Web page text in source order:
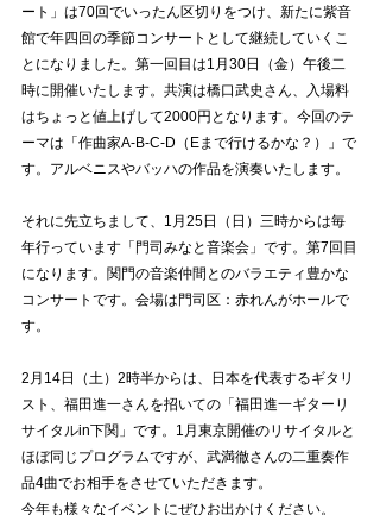
ート」は70回でいったん区切りをつけ、新たに紫音
館で年四回の季節コンサートとして継続していくこ
とになりました。第一回目は1月30日（金）午後二
時に開催いたします。共演は橋口武史さん、入場料
はちょっと値上げして2000円となります。今回のテ
ーマは「作曲家A-B-C-D（Eまで行けるかな？）」で
す。アルベニスやバッハの作品を演奏いたします。
それに先立ちまして、1月25日（日）三時からは毎
年行っています「門司みなと音楽会」です。第7回目
になります。関門の音楽仲間とのバラエティ豊かな
コンサートです。会場は門司区：赤れんがホールで
す。
2月14日（土）2時半からは、日本を代表するギタリ
スト、福田進一さんを招いての「福田進一ギターリ
サイタルin下関」です。1月東京開催のリサイタルと
ほぼ同じプログラムですが、武満徹さんの二重奏作
品4曲でお相手をさせていただきます。
今年も様々なイベントにぜひお出かけください。